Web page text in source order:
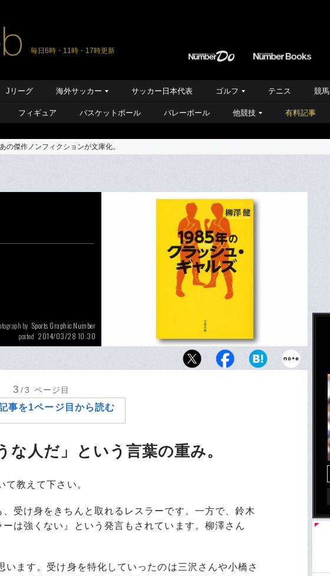
毎日6時・11時・17時更新
Jリーグ 海外サッカー サッカー日本代表 ゴルフ テニス 競馬
フィギュア バスケットボール バレーボール 他競技 有料記事
の傑作ノンフィクションが文庫化。
by Sports Graphic Number
posted 2014/03/28 10:30
『1985年のクラッシュ・ギャルズ』（文春文庫） プロレ
3 /3 ページ目
事を1ページ目から読む
な人だ」という言葉の重み。
教えて下さい。
受け身をきちんと取れるレスラーです。一方で、鈴木
は強くない』という発言もされています。柳澤さん
ます。受け身を特化していったのは三沢さんや小橋さ